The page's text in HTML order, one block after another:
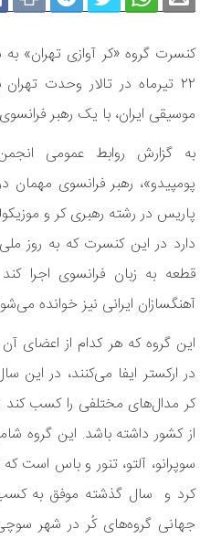
۲۲ تیرماه در تالار وحدت
موسیقی ایران، با یک رهبر
به گزارش روابط عمومی
پومپیدو»، رهبر فرانسوی مهمان
پاریس در رشته رهبری کر و
قطعه به زبان فرانسوی اجرا
آهنگسازان ایرانی نیز خوانده
این گروه که هر کدام از اعضای
در ارکستر ایفا می‌کنند، در این
کر مدال‌های مختلفی را کسب
کرد و سال گذشته موفق به